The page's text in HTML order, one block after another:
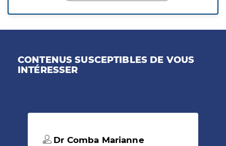
CONTENUS SUSCEPTIBLES DE VOUS
INTÉRESSER
Dr Comba Marianne